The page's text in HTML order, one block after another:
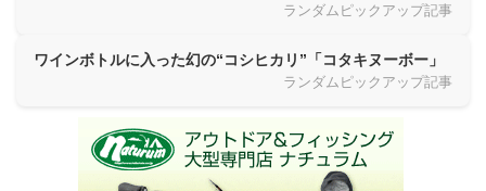
ランダムピックアップ記事
ワインボトルに入った幻の“コシヒカリ”「コタキヌーボー」
ランダムピックアップ記事